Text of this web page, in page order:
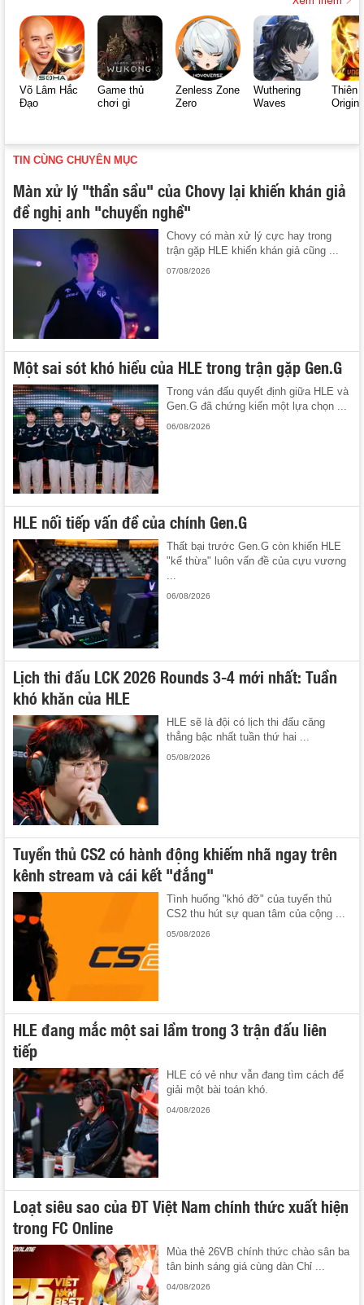
Võ Lâm Hắc
Đạo
Game thủ
chơi gì
Zenless Zone
Zero
Wuthering
Waves
Thiên
Origin
TIN CÙNG CHUYÊN MỤC
Màn xử lý "thần sầu" của Chovy lại khiến khán giả
đề nghị anh "chuyển nghề"
Chovy có màn xử lý cực hay trong
trận gặp HLE khiến khán giả cũng ...
07/08/2026
Một sai sót khó hiểu của HLE trong trận gặp Gen.G
Trong ván đấu quyết định giữa HLE và
Gen.G đã chứng kiến một lựa chọn ...
06/08/2026
HLE nối tiếp vấn đề của chính Gen.G
Thất bại trước Gen.G còn khiến HLE
"kế thừa" luôn vấn đề của cựu vương
...
06/08/2026
Lịch thi đấu LCK 2026 Rounds 3-4 mới nhất: Tuần
khó khăn của HLE
HLE sẽ là đội có lịch thi đấu căng
thẳng bậc nhất tuần thứ hai ...
05/08/2026
Tuyển thủ CS2 có hành động khiếm nhã ngay trên
kênh stream và cái kết "đắng"
Tình huống "khó đỡ" của tuyển thủ
CS2 thu hút sự quan tâm của cộng ...
05/08/2026
HLE đang mắc một sai lầm trong 3 trận đấu liên
tiếp
HLE có vẻ như vẫn đang tìm cách để
giải một bài toán khó.
04/08/2026
Loạt siêu sao của ĐT Việt Nam chính thức xuất hiện
trong FC Online
Mùa thẻ 26VB chính thức chào sân ba
tân binh sáng giá cùng dàn Chỉ ...
04/08/2026